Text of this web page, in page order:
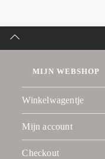
MIJN WEBSHOP
Winkelwagentje
Mijn account
Checkout